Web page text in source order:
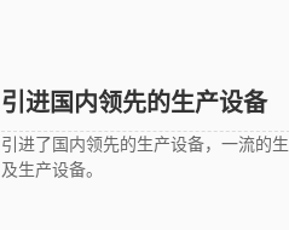
引进国内领先的生产设备
引进了国内领先的生产设备，一流的
及生产设备。